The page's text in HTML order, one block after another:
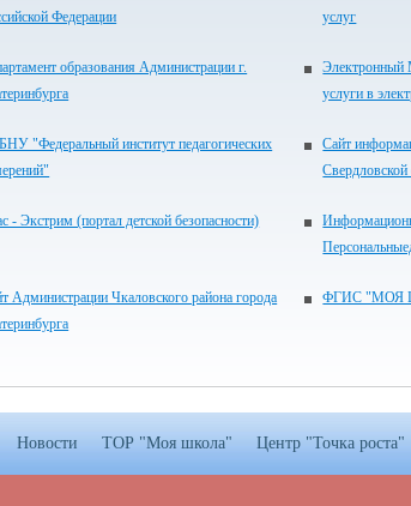
Федерации
услуг
образования Администрации г.
Электронный
услуги в
"Федеральный институт педагогических
Сайт
Свердловской
- Экстрим (портал детской безопасности)
Администрации Чкаловского района города
ФГИС "МОЯ
Новости ТОР "Моя школа" Центр "Точка роста"